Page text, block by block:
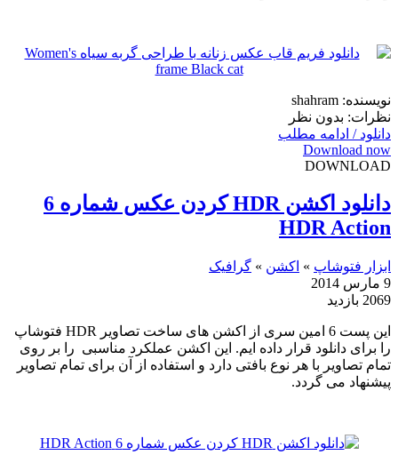
نویسنده: shahram
نظرات: بدون نظر
دانلود / ادامه مطلب
Download now
DOWNLOAD
دانلود اکشن HDR کردن عکس شماره 6
HDR Action
ابزار فتوشاپ » اکشن » گرافیک
9 مارس 2014
2069 بازدید
این پست 6 امین سری از اکشن های ساخت تصاویر HDR فتوشاپ
را برای دانلود قرار داده ایم. این اکشن عملکرد مناسبی را بر روی
تمام تصاویر با هر نوع بافتی دارد و استفاده از آن برای تمام تصاویر
پیشنهاد می گردد.